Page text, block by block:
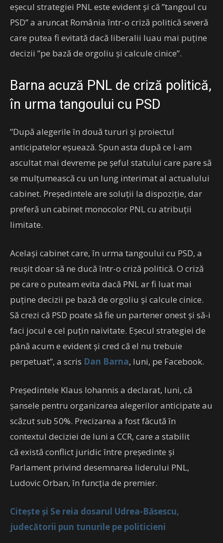
eșecul strategiei PNL este evident și că ”tangoul cu
PSD” a aruncat România într-o criză politică severă
care putea fi evitată dacă liberalii luau mai puține
decizii ”pe bază de orgoliu și calcule cinice”.
Barna acuză PNL de criză politică,
în urma tangoului cu PSD
”După alegerile în două tururi și proiectul
anticipatelor eșuează. Spun asta după ce l-am
ascultat mai devreme pe șeful statului care pare să
se mulțumească cu un lung interimat al actualului
cabinet. Președintele are soluții la dispoziție, dar
preferă un cabinet monocolor PNL cu atribuții
limitate.
Același cabinet care, în urma tangoului cu PSD, a
reușit doar să ne ducă într-o criză politică. O criză
pe care o puteam evita dacă PNL ar fi luat mai
puține decizii pe bază de orgoliu și calcule cinice.
Să crezi că PSD poate să fie un partener onest și să-i
faci jocul e cel puțin naivitate. Eșecul strategiei de
până acum e evident și cred că el nu trebuie
perpetuat”, a scris Dan Barna, luni, pe Facebook.
Președintele Klaus Iohannis a declarat, luni, că
șansele pentru organizarea alegerilor anticipate au
scăzut sub 50%. Precizarea a fost făcută în
contextul deciziei de luni a CCR, care a stabilit
că există conflict juridic între președinte și
Parlament privind desemnarea liderului PNL,
Ludovic Orban, în funcția de premier.
Citește și Se reia dosarul Udrea-Băsescu,
judecătorii pun tunurile pe politicieni